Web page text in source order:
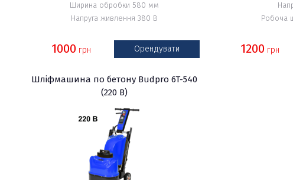
Ширина обробки 580 мм
Напруга живлення 380 В
1000 грн Орендувати
Робоча
1200 грн
Шліфмашина по бетону Budpro 6T-540
(220 В)